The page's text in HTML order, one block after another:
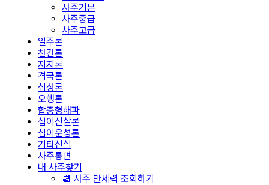
사주기본
사주중급
사주고급
일주론
천간론
지지론
격국론
십성론
오행론
합충형해파
십이신살론
십이운성론
기타신살
사주통변
내 사주찾기
📆 사주 만세력 조회하기